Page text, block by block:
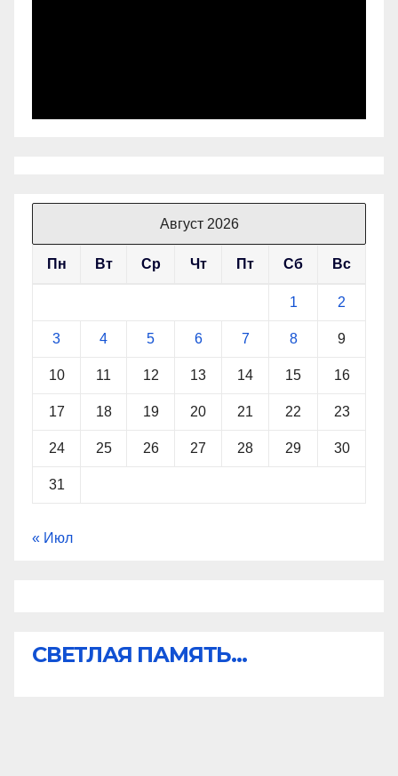
Август 2026
Пн Вт Ср Чт Пт Сб Вс
1 2
3 4 5 6 7 8 9
10 11 12 13 14 15 16
17 18 19 20 21 22 23
24 25 26 27 28 29 30
31
« Июл
СВЕТЛАЯ ПАМЯТЬ...